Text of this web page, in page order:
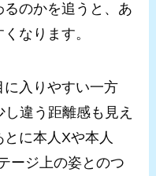
のかを追うと、あ
なります。
入りやすい一方
違う距離感も見え
に本人Xや本人
ージ上の姿とのつ